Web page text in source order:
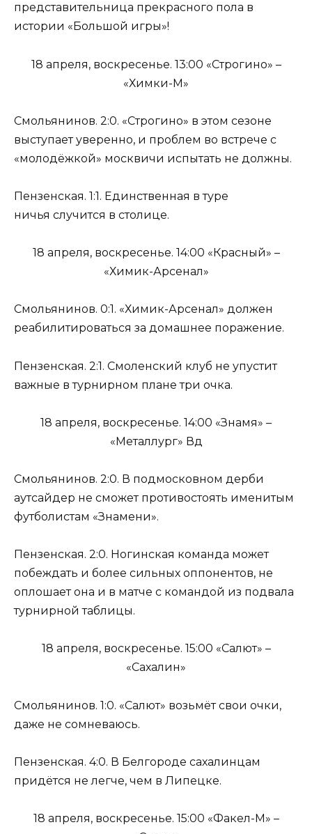
представительница прекрасного пола в
истории «Большой игры»!
18 апреля, воскресенье. 13:00 «Строгино» –
«Химки-М»
Смольянинов. 2:0. «Строгино» в этом сезоне
выступает уверенно, и проблем во встрече с
«молодёжкой» москвичи испытать не должны.
Пензенская. 1:1. Единственная в туре
ничья случится в столице.
18 апреля, воскресенье. 14:00 «Красный» –
«Химик-Арсенал»
Смольянинов. 0:1. «Химик-Арсенал» должен
реабилитироваться за домашнее поражение.
Пензенская. 2:1. Смоленский клуб не упустит
важные в турнирном плане три очка.
18 апреля, воскресенье. 14:00 «Знамя» –
«Металлург» Вд
Смольянинов. 2:0. В подмосковном дерби
аутсайдер не сможет противостоять именитым
футболистам «Знамени».
Пензенская. 2:0. Ногинская команда может
побеждать и более сильных оппонентов, не
оплошает она и в матче с командой из подвала
турнирной таблицы.
18 апреля, воскресенье. 15:00 «Салют» –
«Сахалин»
Смольянинов. 1:0. «Салют» возьмёт свои очки,
даже не сомневаюсь.
Пензенская. 4:0. В Белгороде сахалинцам
придётся не легче, чем в Липецке.
18 апреля, воскресенье. 15:00 «Факел-М» –